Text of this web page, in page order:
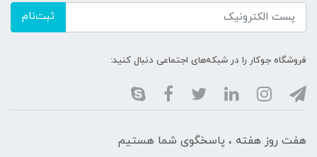
ثبت‌نام
فروشگاه جوکار را در شبکه‌های اجتماعی دنبال کنید:
هفت روز هفته ، پاسخگوی شما هستیم